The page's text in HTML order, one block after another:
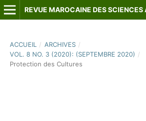
ACCUEIL / ARCHIVES /
VOL. 8 NO. 3 (2020): (SEPTEMBRE 2020) /
Protection des Cultures